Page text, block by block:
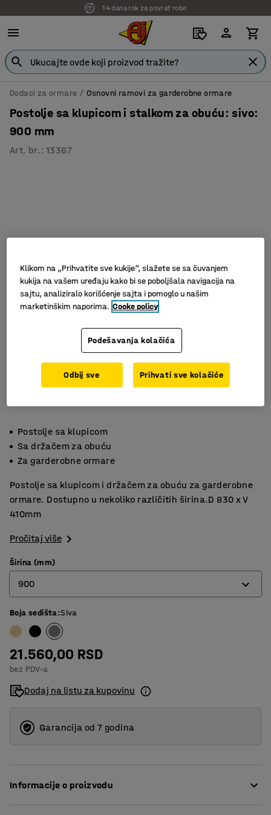
14 dana rok za povrat robe
Dodaci za ormare Osnovni ramovi za garderobne ormare
Postolje sa klupicom i stalkom za obuću: sivo:
900 mm
Art. br. :13367
Postolje sa klupicom
Sa držačem za obuću
Za garderobne ormare
Postolje sa klupicom i držačem za obuću za garderobne
ormare. Dostupno u nekoliko različitih širina.D 830 x V
410mm
Pročitaj više
Širina (mm)
900
600
800
900
1200
Boja sedišta:Siva
21.560,00 RSD
bez PDV-a
Dodaj na listu za kupovinu
Garancija od 7 godina
Informacije o proizvodu
Klikom na „Prihvatite sve kukije“, slažete se sa čuvanjem
kukija na vašem uređaju kako bi se poboljšala navigacija na
sajtu, analiziralo korišćenje sajta i pomoglo u našim
marketinškim naporima. Cooke policy
Podešavanja kolačića
Odbij sve Prihvati sve kolačiće